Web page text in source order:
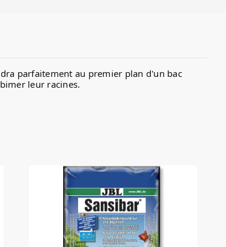
parfaitement au premier plan d'un bac
leur racines.